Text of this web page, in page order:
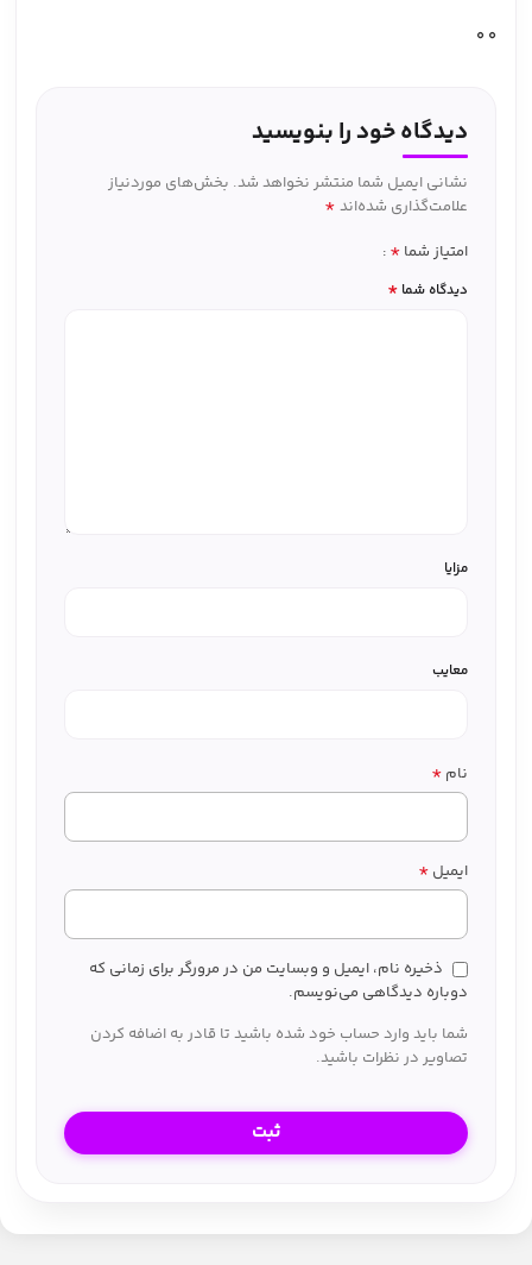
0
0
دیدگاه خود را بنویسید
نشانی ایمیل شما منتشر نخواهد شد. بخش‌های موردنیاز
علامت‌گذاری شده‌اند *
امتیاز شما *
دیدگاه شما *
مزایا
معایب
نام *
ایمیل *
ذخیره نام، ایمیل و وبسایت من در مرورگر برای زمانی که
دوباره دیدگاهی می‌نویسم.
شما باید وارد حساب خود شده باشید تا قادر به اضافه کردن
تصاویر در نظرات باشید.